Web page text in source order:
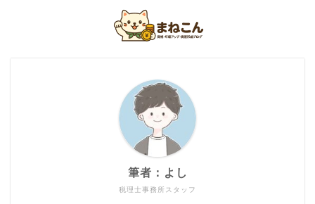
税理士事務所スタッフ
筆者：よし